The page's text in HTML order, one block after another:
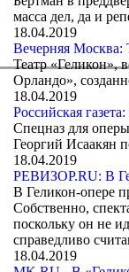
масса дел, да и
18.04.2019
Вечерняя Москва:
Театр «Геликон»,
Орландо»,
18.04.2019
Российская
Спецназ для
Георгий Исаакян
18.04.2019
РЕВИЗОР.RU: В
В Геликон-опере
Собственно,
поскольку он не
справедливо
18.04.2019